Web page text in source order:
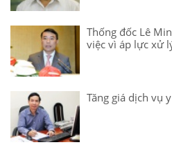
Thống đốc Lê
việc vì áp lực xử
Tăng giá dịch vụ